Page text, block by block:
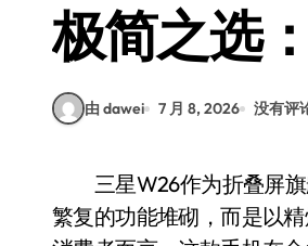
极简之选
由 dawei 7 月 8, 2026 没有评
三星W26作为折叠屏旗舰中的极简代表，将商务质感与现代美学融合得恰到好处。它不追求
繁复的功能堆砌，而是以